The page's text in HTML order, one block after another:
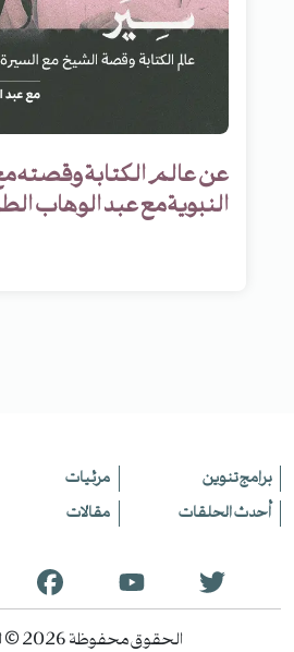
عن عالم الكتابة وقصته
النبوية مع عبد الوهاب
برامج تنوين مرئيات
أحدث الحلقات
مقالات
الحقوق محفوظة 2026 © لـ تنوين ميديا